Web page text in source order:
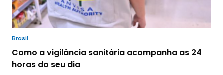
Brasil
Como a vigilância sanitária acompanha as 24
horas do seu dia